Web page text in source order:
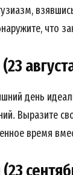
что
день
Выразите
время